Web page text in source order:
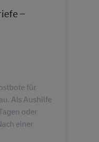
–
für
Als Aushilfe
oder
einer